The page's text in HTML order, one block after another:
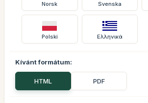
Norsk Svenska
Polski Ελληνικά
Kívánt formátum:
HTML PDF